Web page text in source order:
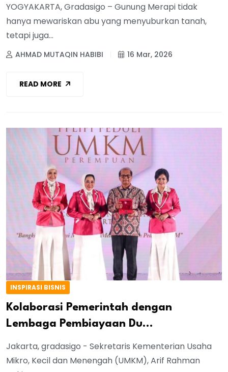
YOGYAKARTA, Gradasigo – Gunung Merapi tidak
hanya mewariskan abu yang menyuburkan tanah,
tetapi juga...
AHMAD MUTAQIN HABIBI 16 Mar, 2026
READ MORE
INSPIRASI BISNIS
Kolaborasi Pemerintah dengan
Lembaga Pembiayaan Du...
Jakarta, gradasigo - Sekretaris Kementerian Usaha
Mikro, Kecil dan Menengah (UMKM), Arif Rahman